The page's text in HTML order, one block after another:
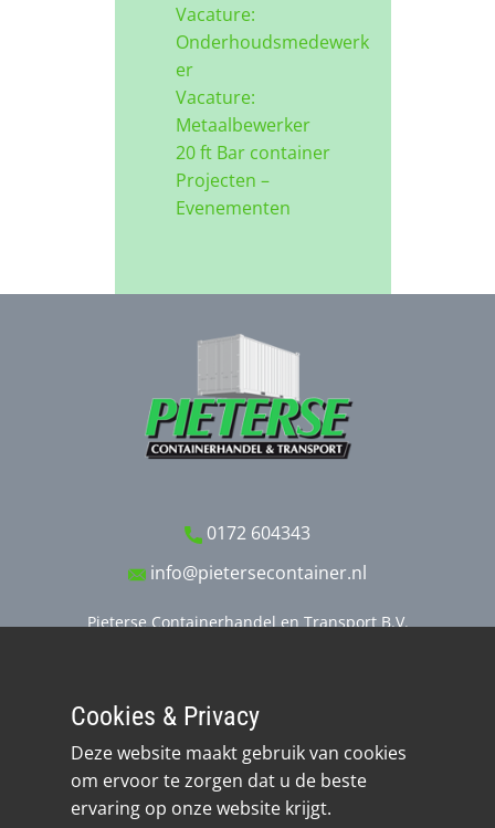
Vacature:
Onderhoudsmedewerk
er
Vacature:
Metaalbewerker
20 ft Bar container
Projecten –
Evenementen
0172 604343
info@pietersecontainer.nl
Pieterse Containerhandel en Transport B.V.
Realisatie: Quantasie
Cookies & Privacy
Deze website maakt gebruik van cookies
om ervoor te zorgen dat u de beste
ervaring op onze website krijgt.